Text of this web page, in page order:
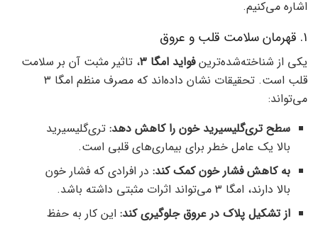
اشاره می‌کنیم.
۱. قهرمان سلامت قلب و عروق
یکی از شناخته‌شده‌ترینفواید امگا ۳
، تاثیر مثبت آن بر سلامت
قلب است. تحقیقات نشان داده‌اند که مصرف منظم امگا ۳
می‌تواند:
سطح تری‌گلیسیرید خون را کاهش دهد: تری‌گلیسیرید
بالا یک عامل خطر برای بیماری‌های قلبی است.
به کاهش فشار خون کمک کند: در افرادی که فشار خون
بالا دارند، امگا ۳ می‌تواند اثرات مثبتی داشته باشد.
از تشکیل پلاک در عروق جلوگیری کند: این کار به حفظ